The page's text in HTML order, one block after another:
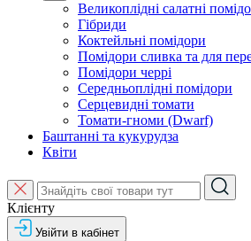
Великоплідні салатні
Гібриди
Коктейльні помідори
Помідори сливка та для
Помідори черрі
Середньоплідні помідори
Серцевидні томати
Томати-гноми (Dwarf)
Баштанні та кукурудза
Квіти
Клієнту
Увійти в кабінет